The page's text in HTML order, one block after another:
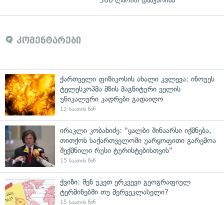
კომენტარები
ქართველი ფიზიკოსის ახალი კვლევა: ინოუეს
ტელესკოპმა მზის მაგნიტური ველის
უნიკალური კადრები გადაიღო
12 საათის წინ
ირაკლი კობახიძე: "ყალბი შინაარსი იქმნება,
თითქოს საქართველოში უარყოფითი გარემოა
შექმნილი რუსი ტურისტებისთვის"
15 საათის წინ
ქვიზი: შენ უკეთ ერკვევი გეოგრაფიულ
ტერმინებში თუ მერვეკლასელი?
15 საათის წინ